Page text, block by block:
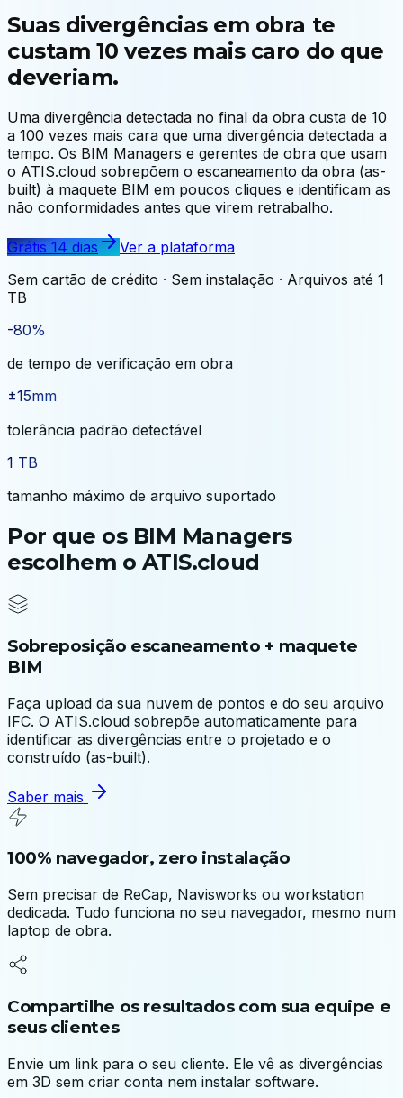
Suas divergências em obra te
custam 10 vezes mais caro do que
deveriam.
Uma divergência detectada no final da obra custa de 10
a 100 vezes mais cara que uma divergência detectada a
tempo. Os BIM Managers e gerentes de obra que usam
o ATIS.cloud sobrepõem o escaneamento da obra (as-
built) à maquete BIM em poucos cliques e identificam as
não conformidades antes que virem retrabalho.
Grátis 14 dias
Ver a plataforma
Sem cartão de crédito · Sem instalação · Arquivos até 1
TB
-80%
de tempo de verificação em obra
±15mm
tolerância padrão detectável
1 TB
tamanho máximo de arquivo suportado
Por que os BIM Managers
escolhem o ATIS.cloud
Sobreposição escaneamento + maquete
BIM
Faça upload da sua nuvem de pontos e do seu arquivo
IFC. O ATIS.cloud sobrepõe automaticamente para
identificar as divergências entre o projetado e o
construído (as-built).
Saber mais
100% navegador, zero instalação
Sem precisar de ReCap, Navisworks ou workstation
dedicada. Tudo funciona no seu navegador, mesmo num
laptop de obra.
Compartilhe os resultados com sua equipe e
seus clientes
Envie um link para o seu cliente. Ele vê as divergências
em 3D sem criar conta nem instalar software.